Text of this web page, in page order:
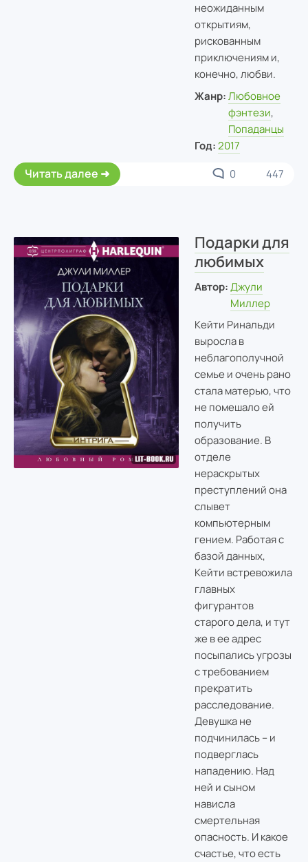
неожиданным
открытиям,
рискованным
приключениям и,
конечно, любви.
Жанр: Любовное
фэнтези,
Попаданцы
Год: 2017
Читать далее 0 447
Подарки для
любимых
Автор: Джули
Миллер
Кейти Ринальди
выросла в
неблагополучной
семье и очень рано
стала матерью, что
не помешало ей
получить
образование. В
отделе
нераскрытых
преступлений она
слывет
компьютерным
гением. Работая с
базой данных,
Кейти встревожила
главных
фигурантов
старого дела, и тут
же в ее адрес
посыпались угрозы
с требованием
прекратить
расследование.
Девушка не
подчинилась – и
подверглась
нападению. Над
ней и сыном
нависла
смертельная
опасность. И какое
счастье, что есть